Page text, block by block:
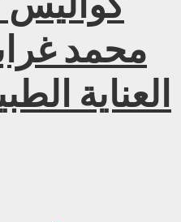
محمد
العناية